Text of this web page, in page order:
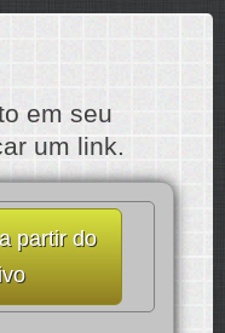
em seu
um link.
partir do